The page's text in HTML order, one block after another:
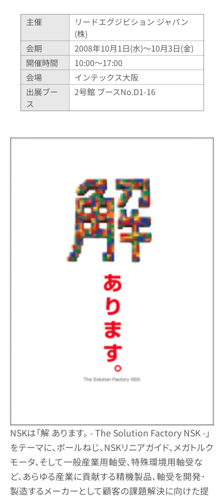
主催
リードエグジビション ジャパン
(株)
会期
2008年10月1日(水)～10月3日(金)
開催時間
10:00～17:00
会場
インテックス大阪
出展ブー
ス
2号館 ブースNo.D1-16
NSKは「解 あります。 - The Solution Factory NSK -」
をテーマに、ボールねじ、NSKリニアガイド、メガトルク
モータ、そして一般産業用軸受、特殊環境用軸受な
ど、あらゆる産業に貢献する精機製品、軸受を開発･
製造するメーカーとして顧客の課題解決に向けた提